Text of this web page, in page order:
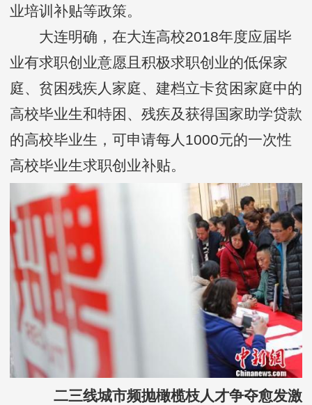
业培训补贴等政策。
大连明确，在大连高校2018年度应届毕
业有求职创业意愿且积极求职创业的低保家
庭、贫困残疾人家庭、建档立卡贫困家庭中的
高校毕业生和特困、残疾及获得国家助学贷款
的高校毕业生，可申请每人1000元的一次性
高校毕业生求职创业补贴。
二三线城市频抛橄榄枝人才争夺愈发激